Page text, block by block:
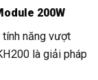
200W
năng vượt
là giải pháp